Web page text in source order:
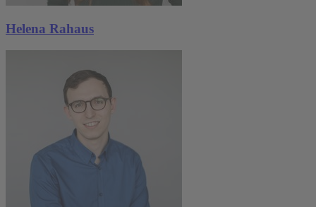
Helena Rahaus